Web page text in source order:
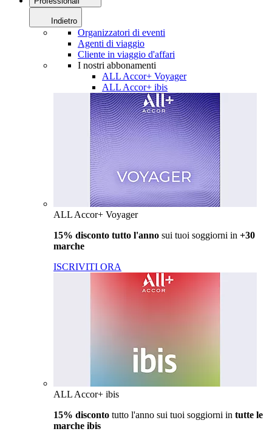
Indietro
Organizzatori di eventi
Agenti di viaggio
Cliente in viaggio d'affari
I nostri abbonamenti
ALL Accor+ Voyager
ALL Accor+ ibis
ALL Accor+ Voyager
15% disconto tutto l'anno sui tuoi soggiorni in +30
marche
ISCRIVITI ORA
ALL Accor+ ibis
15% disconto tutto l'anno sui tuoi soggiorni in tutte le
marche ibis